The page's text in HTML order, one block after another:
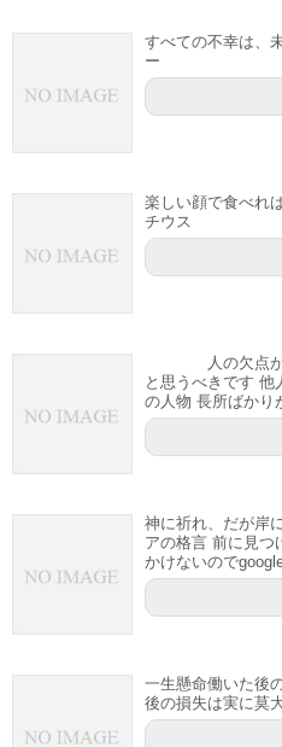
すべての不幸は、
ー
楽しい顔で食べれ
チウス
人の欠点が気
と思うべきです 他
の人物 長所ばかり
神に祈れ、だが岸
アの格言 前に見つ
かけないので
一生懸命働いた後
後の損失は実に莫